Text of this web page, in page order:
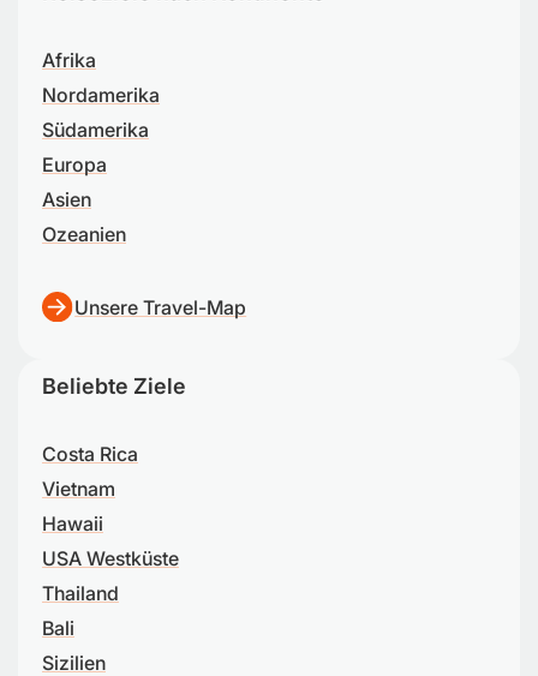
Afrika
Nordamerika
Südamerika
Europa
Asien
Ozeanien
Unsere Travel-Map
Beliebte Ziele
Costa Rica
Vietnam
Hawaii
USA Westküste
Thailand
Bali
Sizilien